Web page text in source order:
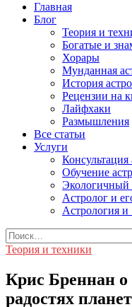
Главная
Блог
Теория и
Богатые и
Хорары
Мунданная
История
Рецензии на
Лайфхаки
Размышления
Все статьи
Услуги
Консультация
Обучение
Экологичный
Астролог и
Астрология
Найти:
Теория и техники
Крис Бреннан о
радостях планет